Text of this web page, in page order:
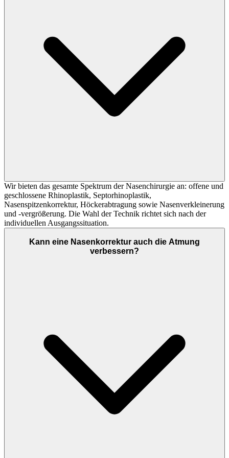
Wir bieten das gesamte Spektrum der Nasenchirurgie an: offene und
geschlossene Rhinoplastik, Septorhinoplastik,
Nasenspitzenkorrektur, Höckerabtragung sowie Nasenverkleinerung
und -vergrößerung. Die Wahl der Technik richtet sich nach der
individuellen Ausgangssituation.
Kann eine Nasenkorrektur auch die Atmung
verbessern?